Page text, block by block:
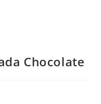
Chocolate